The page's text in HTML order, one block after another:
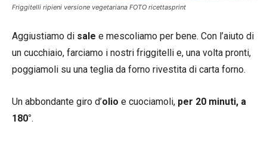
Friggitelli ripieni versione vegetariana FOTO ricettasprint
Aggiustiamo di sale e mescoliamo per bene. Con l’aiuto di
un cucchiaio, farciamo i nostri friggitelli e, una volta pronti,
poggiamoli su una teglia da forno rivestita di carta forno.
Un abbondante giro d’olio e cuociamoli, per 20 minuti, a
180°.